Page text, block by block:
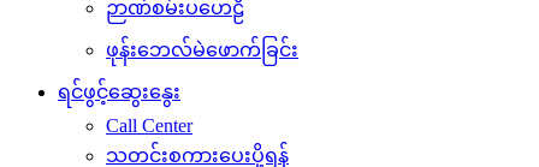
ဉာဏ်စမ်းပဟေဠိ
ဖုန်းဘေလ်မဲဖောက်ခြင်း
ရင်ဖွင့်ဆွေးနွေး
Call Center
သတင်းစကားပေးပို့ရန်